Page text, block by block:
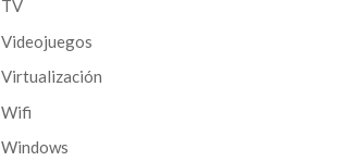
TV
Videojuegos
Virtualización
Wifi
Windows